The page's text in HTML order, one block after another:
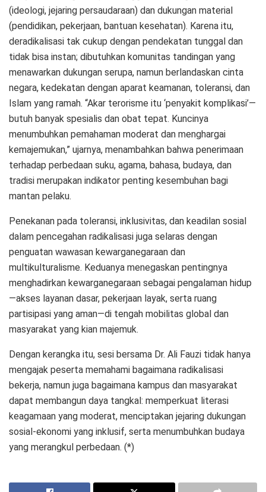
(ideologi, jejaring persaudaraan) dan dukungan material
(pendidikan, pekerjaan, bantuan kesehatan). Karena itu,
deradikalisasi tak cukup dengan pendekatan tunggal dan
tidak bisa instan; dibutuhkan komunitas tandingan yang
menawarkan dukungan serupa, namun berlandaskan cinta
negara, kedekatan dengan aparat keamanan, toleransi, dan
Islam yang ramah. “Akar terorisme itu ‘penyakit komplikasi’—
butuh banyak spesialis dan obat tepat. Kuncinya
menumbuhkan pemahaman moderat dan menghargai
kemajemukan,” ujarnya, menambahkan bahwa penerimaan
terhadap perbedaan suku, agama, bahasa, budaya, dan
tradisi merupakan indikator penting kesembuhan bagi
mantan pelaku.
Penekanan pada toleransi, inklusivitas, dan keadilan sosial
dalam pencegahan radikalisasi juga selaras dengan
penguatan wawasan kewarganegaraan dan
multikulturalisme. Keduanya menegaskan pentingnya
menghadirkan kewarganegaraan sebagai pengalaman hidup
—akses layanan dasar, pekerjaan layak, serta ruang
partisipasi yang aman—di tengah mobilitas global dan
masyarakat yang kian majemuk.
Dengan kerangka itu, sesi bersama Dr. Ali Fauzi tidak hanya
mengajak peserta memahami bagaimana radikalisasi
bekerja, namun juga bagaimana kampus dan masyarakat
dapat membangun daya tangkal: memperkuat literasi
keagamaan yang moderat, menciptakan jejaring dukungan
sosial-ekonomi yang inklusif, serta menumbuhkan budaya
yang merangkul perbedaan. (*)